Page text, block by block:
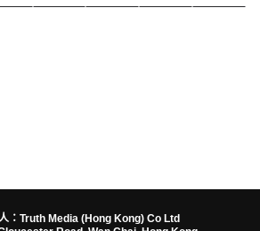
：Truth Media (Hong Kong) Co Ltd